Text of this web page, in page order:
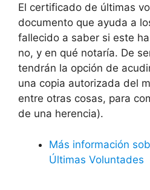
El certificado de últimas
documento que ayuda a
fallecido a saber si este
no, y en qué notaría. De
tendrán la opción de
una copia autorizada del
entre otras cosas, para
de una herencia).
Más información
Últimas Voluntades